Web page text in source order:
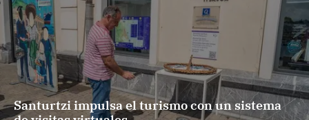
Santurtzi impulsa el turismo con un sistema